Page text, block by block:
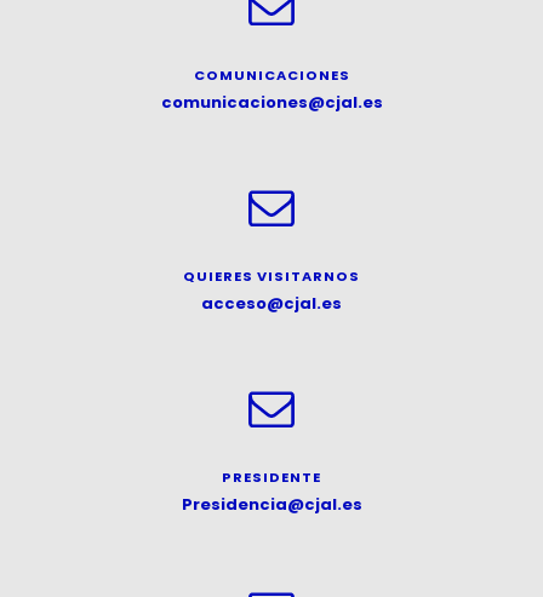
COMUNICACIONES
comunicaciones@cjal.es
QUIERES VISITARNOS
acceso@cjal.es
PRESIDENTE
Presidencia@cjal.es